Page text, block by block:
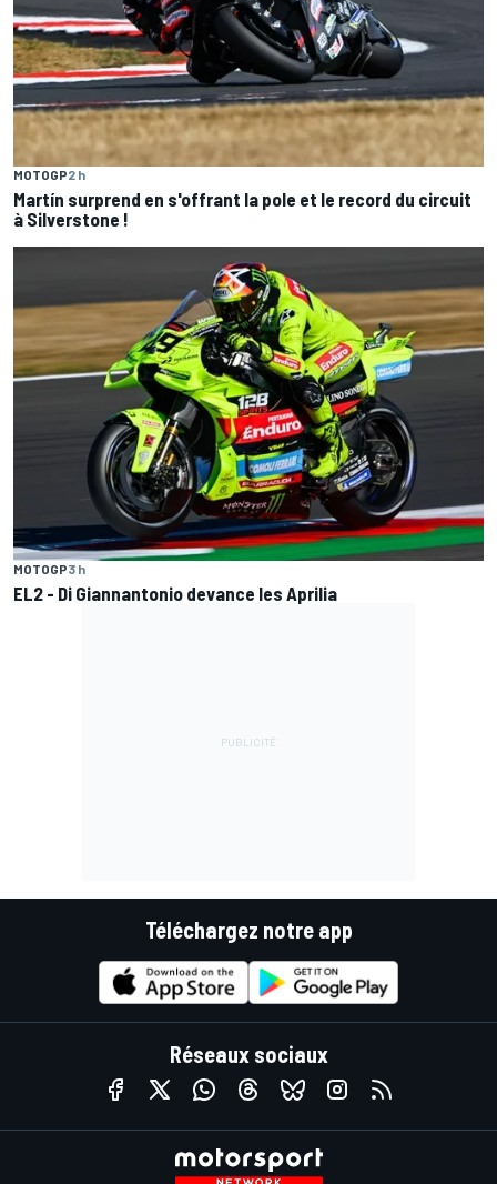
MOTOGP2 h
Martín surprend en s'offrant la pole et le record du circuit
à Silverstone !
MOTOGP3 h
EL2 - Di Giannantonio devance les Aprilia
Téléchargez notre app
Réseaux sociaux